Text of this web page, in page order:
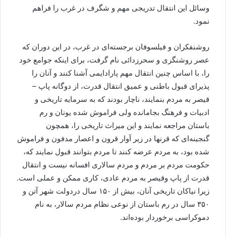
وسائل این انتقال تدریجی مهم و شگرف در غرب را فراهم
نمود.
روشنفکران و فیلسوفان برجسته‌ای در غرب، در این دوران که
عصر روشنگری و سحرزدائی نام گرفت، برای اینکه جوامع خود
را، با اساس چنین انتقال مهم پارادایمی آشنا کنند و آنان را
پذیرای قبول باطنی و عمیق انتقال قدرت، از دوگانه پاپ –
قیصر به مردم بنمایند، ناچار بودند که به سرمایه تاریخی و
ادبیات و فرهنگ بجامانده ولی فراموش شده یونان و رم
باستان مراجعه نمایند و این میراث تاریخی را، همچون
گنجینه‌ای که قرنها در زیر آوار قرون و اعصار مدفون و فراموش
شده بود، به مردم عرضه کنند تا مردم بتوانند قبول نمایند که،
حکومت مردم بر مردم و مردم سالاری افسانه نیست و انتقال
قدرت از پاپ وقیصر به مردم عادی، کاری ممکن و عملی است.
زیرا نیاکان تاریخی آنان، بیش از ۱۵۰ سال دردولت شهر آتن و
۳۵۰ سال در رم باستان از نوعی نظام مردم سالار، به نام
دموکراسی برخوردار بوده‌اند.